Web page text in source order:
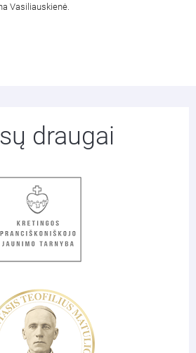
Vasiliauskienė.
draugai